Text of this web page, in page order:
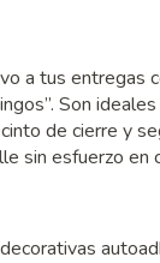
a tus entregas
Son
de cierre y
sin esfuerzo en